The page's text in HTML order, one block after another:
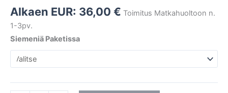
Alkaen EUR: 36,00 € Toimitus Matkahuoltoon n.
1-3pv.
Siemeniä Paketissa